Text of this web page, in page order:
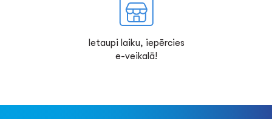
Ietaupi laiku, iepērcies
e-veikalā!